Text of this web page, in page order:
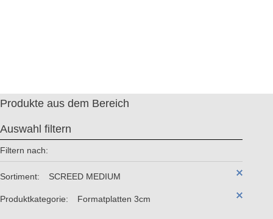
Produkte aus dem Bereich
Auswahl filtern
Filtern nach:
Sortiment: SCREED MEDIUM
Produktkategorie: Formatplatten 3cm